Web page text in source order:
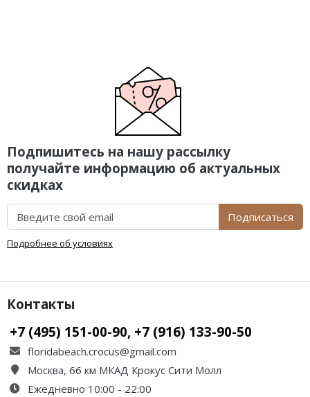
Подпишитесь на нашу рассылку
получайте информацию об актуальных
скидках
Подписаться
Подробнее об условиях
Контакты
+7 (495) 151-00-90, +7 (916) 133-90-50
floridabeach.crocus@gmail.com
Москва, 66 км МКАД Крокус Сити Молл
Ежедневно 10:00 - 22:00